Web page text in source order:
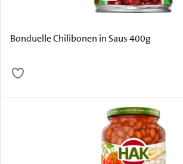
Bonduelle Chilibonen in Saus 400g